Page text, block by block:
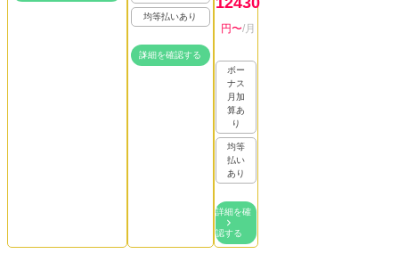
均等払いあり
詳細を確認する
円〜/月
ボー
ナス
月加
算あ
り
均等
払い
あり
詳細を確
認する